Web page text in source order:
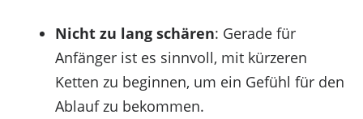
Nicht zu lang schären: Gerade für
Anfänger ist es sinnvoll, mit kürzeren
Ketten zu beginnen, um ein Gefühl für den
Ablauf zu bekommen.